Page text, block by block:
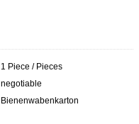
1 Piece / Pieces
negotiable
Bienenwabenkarton